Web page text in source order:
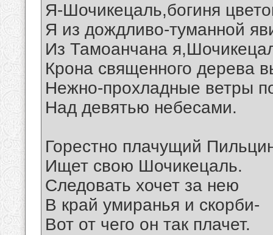
Я-Шочикецаль,богиня
Я из дождливо-туманной
Из Тамоанчана
Крона священного дерева
Нежно-прохладные ветры
Над девятью небесами.
Горестно плачущий
Ищет свою Шочикецаль.
Следовать хочет за нею
В край умиранья и скорби-
Вот от чего он так плачет.